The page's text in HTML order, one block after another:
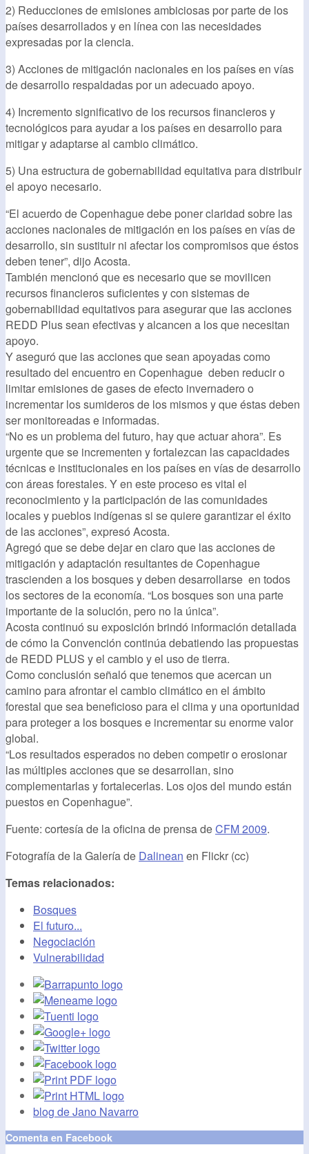
2) Reducciones de emisiones ambiciosas por parte de los
países desarrollados y en línea con las necesidades
expresadas por la ciencia.
3) Acciones de mitigación nacionales en los países en vías
de desarrollo respaldadas por un adecuado apoyo.
4) Incremento significativo de los recursos financieros y
tecnológicos para ayudar a los países en desarrollo para
mitigar y adaptarse al cambio climático.
5) Una estructura de gobernabilidad equitativa para distribuir
el apoyo necesario.
“El acuerdo de Copenhague debe poner claridad sobre las
acciones nacionales de mitigación en los países en vías de
desarrollo, sin sustituir ni afectar los compromisos que éstos
deben tener”, dijo Acosta.
También mencionó que es necesario que se movilicen
recursos financieros suficientes y con sistemas de
gobernabilidad equitativos para asegurar que las acciones
REDD Plus sean efectivas y alcancen a los que necesitan
apoyo.
Y aseguró que las acciones que sean apoyadas como
resultado del encuentro en Copenhague deben reducir o
limitar emisiones de gases de efecto invernadero o
incrementar los sumideros de los mismos y que éstas deben
ser monitoreadas e informadas.
“No es un problema del futuro, hay que actuar ahora”. Es
urgente que se incrementen y fortalezcan las capacidades
técnicas e institucionales en los países en vías de desarrollo
con áreas forestales. Y en este proceso es vital el
reconocimiento y la participación de las comunidades
locales y pueblos indígenas si se quiere garantizar el éxito
de las acciones”, expresó Acosta.
Agregó que se debe dejar en claro que las acciones de
mitigación y adaptación resultantes de Copenhague
trascienden a los bosques y deben desarrollarse en todos
los sectores de la economía. “Los bosques son una parte
importante de la solución, pero no la única”.
Acosta continuó su exposición brindó información detallada
de cómo la Convención continúa debatiendo las propuestas
de REDD PLUS y el cambio y el uso de tierra.
Como conclusión señaló que tenemos que acercan un
camino para afrontar el cambio climático en el ámbito
forestal que sea beneficioso para el clima y una oportunidad
para proteger a los bosques e incrementar su enorme valor
global.
“Los resultados esperados no deben competir o erosionar
las múltiples acciones que se desarrollan, sino
complementarlas y fortalecerlas. Los ojos del mundo están
puestos en Copenhague”.
Fuente: cortesía de la oficina de prensa deCFM 2009.
Fotografía de la Galería de Dalinean en Flickr (cc)
Temas relacionados:
Bosques
El futuro...
Negociación
Vulnerabilidad
blog de Jano Navarro
Comenta en Facebook